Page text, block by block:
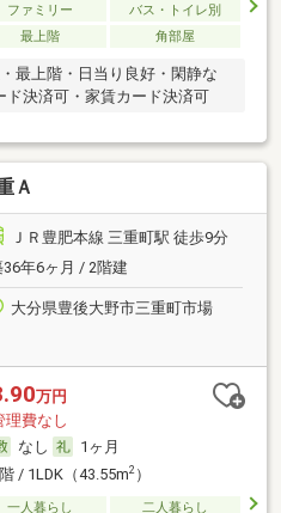
ファミリー
バス・トイレ別
最上階 角部屋
最上階・日当り良好・閑静な
ド決済可・家賃カード決済可
Ａ
ＪＲ豊肥本線 三重町駅 徒歩9分
36年6ヶ月 / 2階建
大分県豊後大野市三重町市場
万円
理費なし
なし
1ヶ月
/ 1LDK（43.55m2）
一人暮らし
二人暮らし